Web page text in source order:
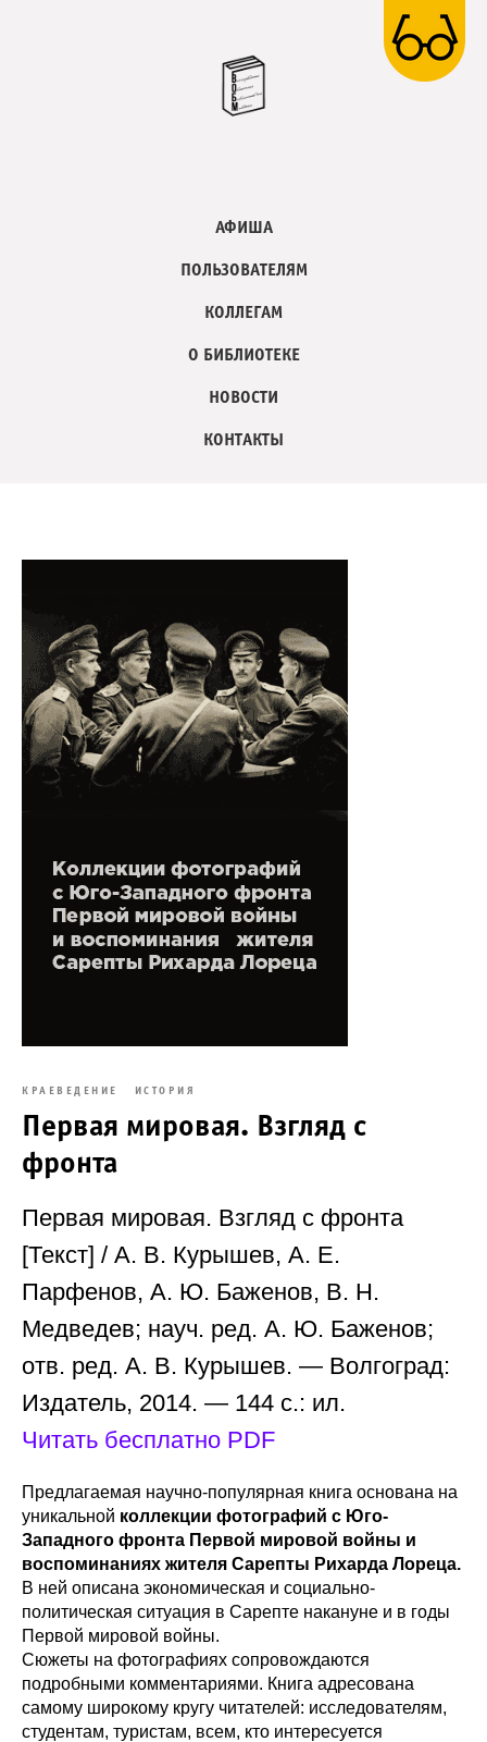
АФИША
ПОЛЬЗОВАТЕЛЯМ
КОЛЛЕГАМ
О БИБЛИОТЕКЕ
НОВОСТИ
КОНТАКТЫ
КРАЕВЕДЕНИЕ ИСТОРИЯ
Первая мировая. Взгляд с
фронта
Первая мировая. Взгляд с фронта
[Текст] / А. В. Курышев, А. Е.
Парфенов, А. Ю. Баженов, В. Н.
Медведев; науч. ред. А. Ю. Баженов;
отв. ред. А. В. Курышев. — Волгоград:
Издатель, 2014. — 144 с.: ил.
Читать бесплатно PDF
Предлагаемая научно-популярная книга основана на
уникальной коллекции фотографий с Юго-
Западного фронта Первой мировой войны и
воспоминаниях жителя Сарепты Рихарда Лореца.
В ней описана экономическая и социально-
политическая ситуация в Сарепте накануне и в годы
Первой мировой войны.
Сюжеты на фотографиях сопровождаются
подробными комментариями. Книга адресована
самому широкому кругу читателей: исследователям,
студентам, туристам, всем, кто интересуется